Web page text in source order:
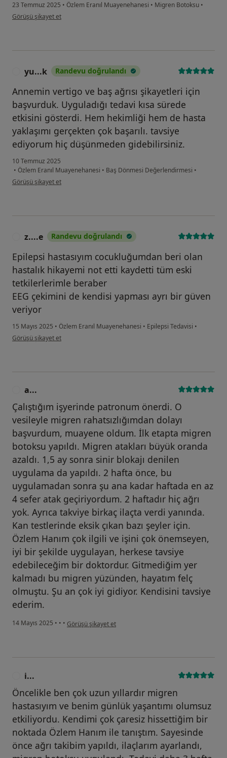
23 Temmuz 2025 • Özlem Eranıl Muayenehanesi • Migren Botoksu •
kullanıcının görüşüne göre ma...r
Görüşü şikayet et
yu...k Randevu doğrulandı
Annemin vertigo ve baş ağrısı şikayetleri için
başvurduk. Uyguladığı tedavi kısa sürede
etkisini gösterdi. Hem hekimliği hem de hasta
yaklaşımı gerçekten çok başarılı. tavsiye
ediyorum hiç düşünmeden gidebilirsiniz.
10 Temmuz 2025
• Özlem Eranıl Muayenehanesi • Baş Dönmesi Değerlendirmesi •
kullanıcının görüşüne göre yu...k
Görüşü şikayet et
z....e Randevu doğrulandı
Epilepsi hastasıyım cocukluğumdan beri olan
hastalık hikayemi not etti kaydetti tüm eski
tetkilerlerimle beraber
EEG çekimini de kendisi yapması ayrı bir güven
veriyor
15 Mayıs 2025 • Özlem Eranıl Muayenehanesi • Epilepsi Tedavisi •
kullanıcının görüşüne göre z....e
Görüşü şikayet et
a...
Çalıştığım işyerinde patronum önerdi. O
vesileyle migren rahatsızlığımdan dolayı
başvurdum, muayene oldum. İlk etapta migren
botoksu yapıldı. Migren atakları büyük oranda
azaldı. 1,5 ay sonra sinir blokajı denilen
uygulama da yapıldı. 2 hafta önce, bu
uygulamadan sonra şu ana kadar haftada en az
4 sefer atak geçiriyordum. 2 haftadır hiç ağrı
yok. Ayrıca takviye birkaç ilaçta verdi yanında.
Kan testlerinde eksik çıkan bazı şeyler için.
Özlem Hanım çok ilgili ve işini çok önemseyen,
iyi bir şekilde uygulayan, herkese tavsiye
edebileceğim bir doktordur. Gitmediğim yer
kalmadı bu migren yüzünden, hayatım felç
olmuştu. Şu an çok iyi gidiyor. Kendisini tavsiye
ederim.
14 Mayıs 2025 • • • kullanıcının görüşüne göre a...
Görüşü şikayet et
i...
Öncelikle ben çok uzun yıllardır migren
hastasıyım ve benim günlük yaşantımı olumsuz
etkiliyordu. Kendimi çok çaresiz hissettiğim bir
noktada Özlem Hanım ile tanıştım. Sayesinde
önce ağrı takibim yapıldı, ilaçlarım ayarlandı,